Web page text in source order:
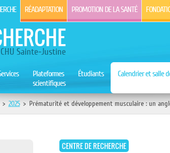
RÉADAPTATION PROMOTION DE LA SANTÉ
Sainte-Justine
Plateformes
scientifiques
Étudiants Calendrier et salle
> 2025 > Prématurité et développement musculaire : un
CENTRE DE RECHERCHE